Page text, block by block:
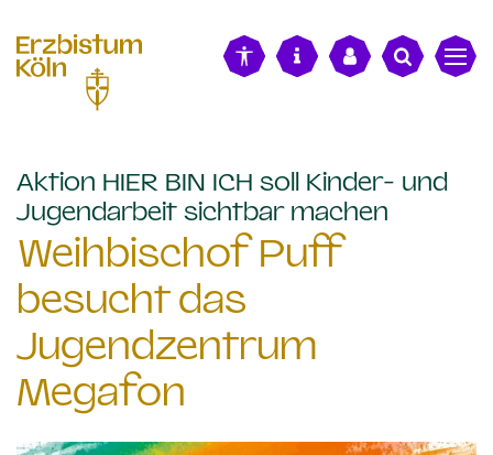
Aktion HIER BIN ICH soll Kinder- und
Jugendarbeit sichtbar machen
Weihbischof Puff
besucht das
Jugendzentrum
Megafon